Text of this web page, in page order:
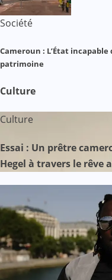
Société
Cameroun : L’État
patrimoine
Culture
Culture
Essai : Un prêtre
Hegel à travers le rêve